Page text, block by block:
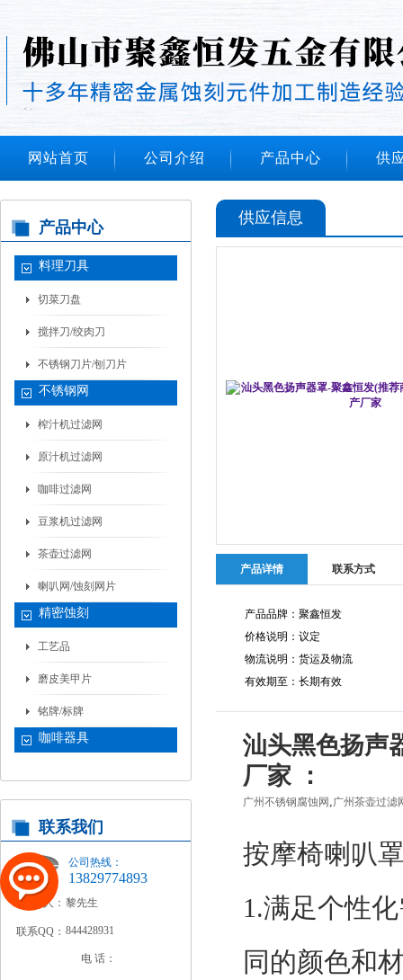
网站首页 公司介绍 产品中心 供
产品中心
料理刀具
切菜刀盘
搅拌刀/绞肉刀
不锈钢刀片/刨刀片
不锈钢网
榨汁机过滤网
原汁机过滤网
咖啡过滤网
豆浆机过滤网
茶壶过滤网
喇叭网/蚀刻网片
精密蚀刻
工艺品
磨皮美甲片
铭牌/标牌
咖啡器具
联系我们
公司热线：
13829774893
联系人： 黎先生
联系QQ： 844428931
电 话：
供应信息
产品详情 联系方式
产品品牌：聚鑫恒发
价格说明：议定
物流说明：货运及物流
有效期至：长期有效
汕头黑色扬声
厂家 ：
广州不锈钢腐蚀网 ,广州茶壶过滤
按摩椅喇叭
1.满足个性
同的颜色和